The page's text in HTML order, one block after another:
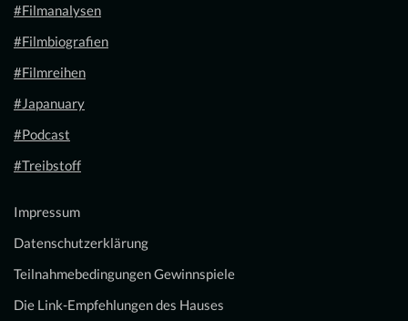
#Filmanalysen
#Filmbiografien
#Filmreihen
#Japanuary
#Podcast
#Treibstoff
Impressum
Datenschutzerklärung
Teilnahmebedingungen Gewinnspiele
Die Link-Empfehlungen des Hauses